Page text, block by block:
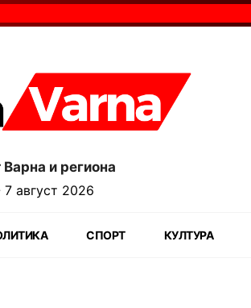
и региона
7 август 2026
СПОРТ КУЛТУРА